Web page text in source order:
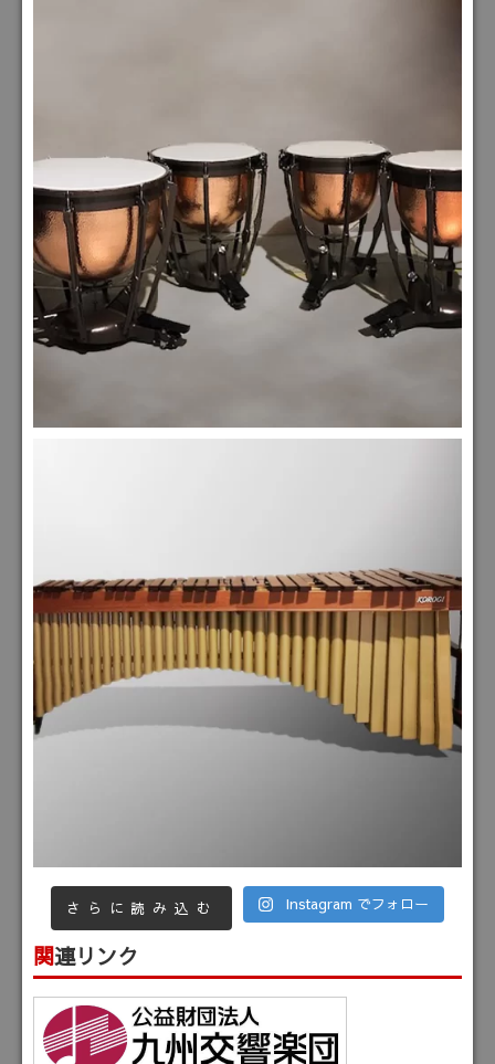
さらに読み込む Instagram でフォロー
関連リンク